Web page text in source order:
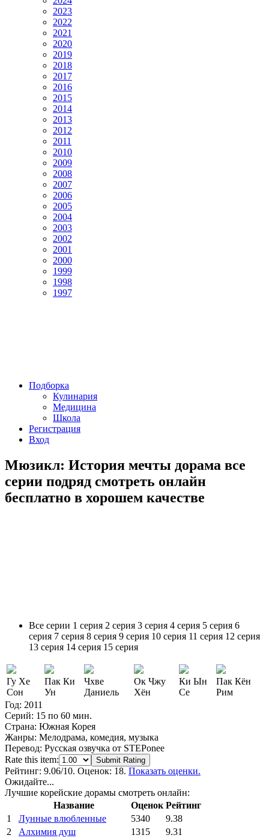
2023
2022
2021
2020
2019
2018
2017
2016
2015
2014
2013
2012
2011
2010
2009
2008
2007
2006
2005
2004
2003
2002
2001
2000
1999
1998
1997
Подборка
Кулинария
Медицина
Школа
Регистрация
Вход
Мюзикл: История мечты дорама все
серии подряд смотреть онлайн
бесплатно в хорошем качестве
Все серии 1 серия 2 серия 3 серия 4 серия 5 серия 6
серия 7 серия 8 серия 9 серия 10 серия 11 серия 12 серия
13 серия 14 серия 15 серия
Гу Хе
Сон
Пак Ки
Ун
Чхве
Даниель
Ок Чжу
Хён
Ки Ын
Се
Пак Кён
Рим
Год: 2011
Серий: 15 по 60 мин.
Страна: Южная Корея
Жанры: Мелодрама, комедия, музыка
Перевод: Русская озвучка от STEPonee
Rate this item:
Submit Rating
Рейтинг: 9.06/10. Оценок: 18. Показать оценки.
Ожидайте...
Лучшие корейские дорамы смотреть онлайн:
Название
Оценок Рейтинг
1
Лунные влюбленные 5340
9.38
2
Алхимия душ 1315 9.31